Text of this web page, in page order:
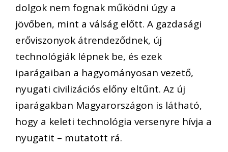
dolgok nem fognak működni úgy a
jövőben, mint a válság előtt. A gazdasági
erőviszonyok átrendeződnek, új
technológiák lépnek be, és ezek
iparágaiban a hagyományosan vezető,
nyugati civilizációs előny eltűnt. Az új
iparágakban Magyarországon is látható,
hogy a keleti technológia versenyre hívja a
nyugatit – mutatott rá.